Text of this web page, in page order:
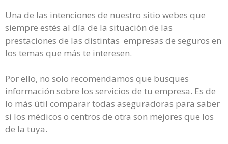
Una de las intenciones de nuestro sitio webes que
siempre estés al día de la situación de las
prestaciones de las distintas empresas de seguros en
los temas que más te interesen.
Por ello, no solo recomendamos que busques
información sobre los servicios de tu empresa. Es de
lo más útil comparar todas aseguradoras para saber
si los médicos o centros de otra son mejores que los
de la tuya.